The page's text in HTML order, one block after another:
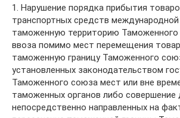
1. Нарушение порядка прибытия
транспортных средств международной
таможенную территорию Таможенного
ввоза помимо мест перемещения
таможенную границу Таможенного
установленных законодательством
Таможенного союза мест или вне
таможенных органов либо совершение
непосредственно направленных на